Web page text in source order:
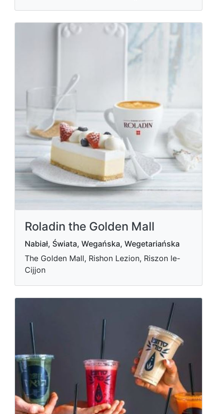
Roladin the Golden Mall
Nabiał, Świata, Wegańska, Wegetariańska
The Golden Mall, Rishon Lezion, Riszon le-
Cijjon